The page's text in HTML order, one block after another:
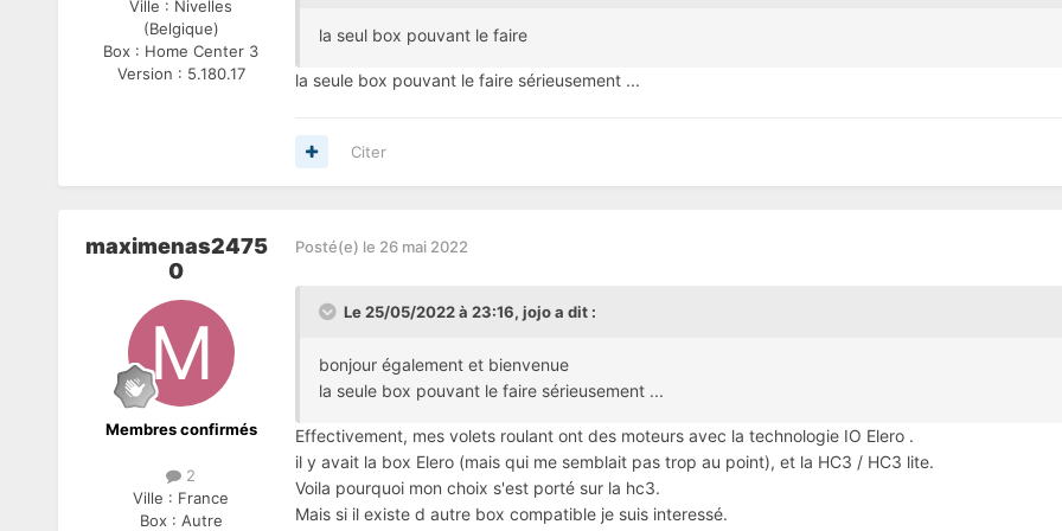
Ville : Nivelles
(Belgique)
Box : Home Center 3
Version : 5.180.17
la seul box pouvant le faire
la seule box pouvant le faire sérieusement ...
Citer
maximenas2475
0
Membres confirmés
2
Ville : France
Box : Autre
Posté(e) le 26 mai 2022
Le 25/05/2022 à 23:16, jojoa dit :
bonjour également et bienvenue
la seule box pouvant le faire sérieusement ...
Effectivement, mes volets roulant ont des moteurs avec la technologie IO Elero .
il y avait la box Elero (mais qui me semblait pas trop au point), et la HC3 / HC3 lite.
Voila pourquoi mon choix s'est porté sur la hc3.
Mais si il existe d autre box compatible je suis interessé.